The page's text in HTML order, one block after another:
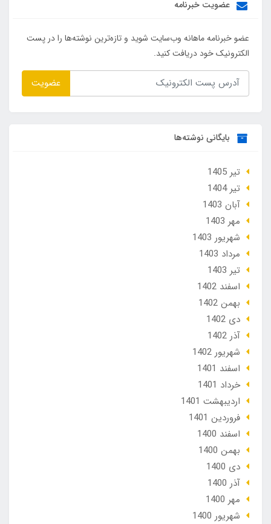
عضویت خبرنامه
عضو خبرنامه ماهانه وب‌سایت شوید و تازه‌ترین نوشته‌ها را در پست
الکترونیک خود دریافت کنید.
عضویت
بایگانی نوشته‌ها
تير 1405
تير 1404
آبان 1403
مهر 1403
شهریور 1403
مرداد 1403
تير 1403
اسفند 1402
بهمن 1402
دی 1402
آذر 1402
شهریور 1402
اسفند 1401
خرداد 1401
ارديبهشت 1401
فروردین 1401
اسفند 1400
بهمن 1400
دی 1400
آذر 1400
مهر 1400
شهریور 1400